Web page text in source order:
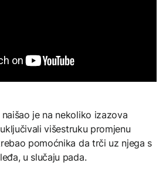
je na nekoliko izazova
višestruku promjenu
pomoćnika da trči uz njega s
u slučaju pada.